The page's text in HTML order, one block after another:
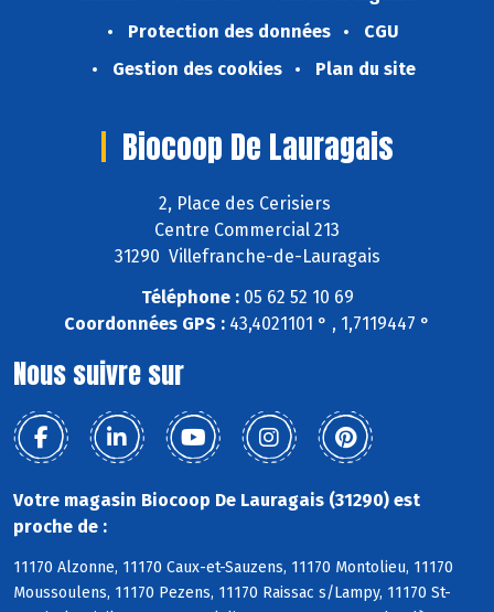
Protection des données
CGU
Gestion des cookies
Plan du site
Biocoop De Lauragais
2, Place des Cerisiers
Centre Commercial 213
31290 Villefranche-de-Lauragais
Téléphone :05 62 52 10 69
Coordonnées GPS : 43,4021101 ° , 1,7119447 °
Nous suivre sur
Votre magasin Biocoop De Lauragais (31290) est
proche de :
11170 Alzonne, 11170 Caux-et-Sauzens, 11170 Montolieu, 11170
Moussoulens, 11170 Pezens, 11170 Raissac s/Lampy, 11170 St-